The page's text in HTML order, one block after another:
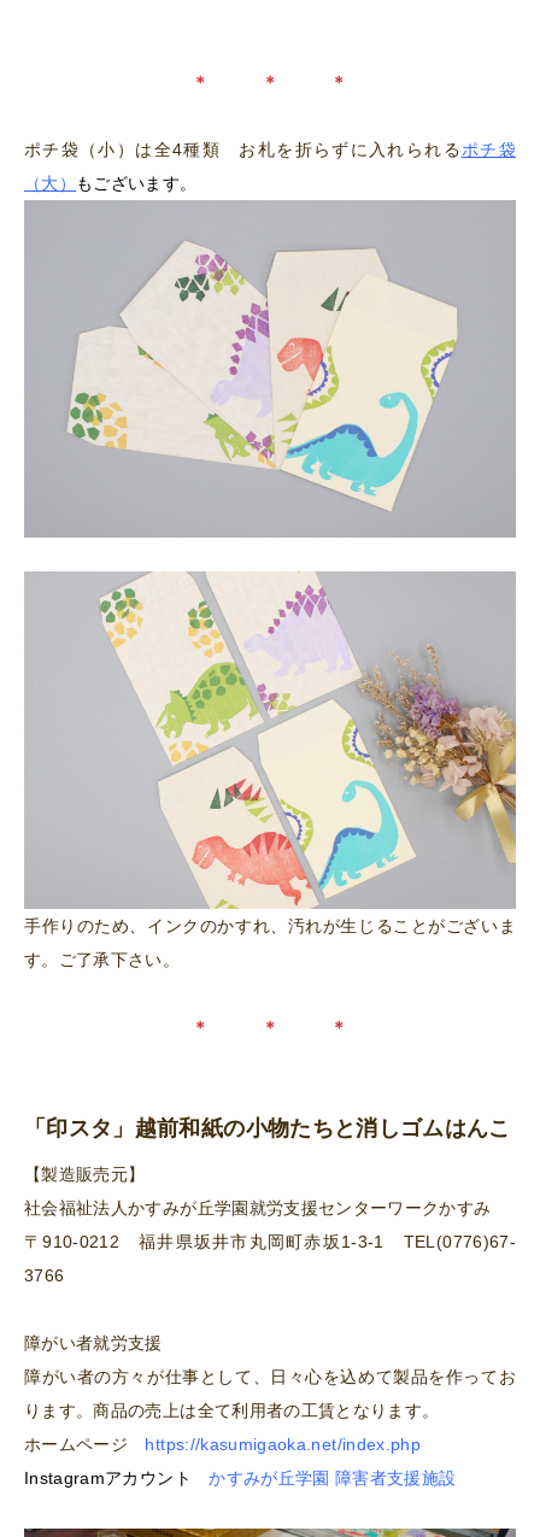
＊ ＊ ＊
ポチ袋（小）は全4種類 お札を折らずに入れられるポチ袋
（大）
もございます。
手作りのため、インクのかすれ、汚れが生じることがございま
す。ご了承下さい。
＊ ＊ ＊
「印スタ」越前和紙の小物たちと消しゴムはんこ
【製造販売元】
社会福祉法人かすみが丘学園就労支援センターワークかすみ
〒910-0212 福井県坂井市丸岡町赤坂1-3-1 TEL(0776)67-
3766
障がい者就労支援
障がい者の方々が仕事として、日々心を込めて製品を作ってお
ります。商品の売上は全て利用者の工賃となります。
ホームページ https://kasumigaoka.net/index.php
Instagramアカウント
かすみが丘学園 障害者支援施設